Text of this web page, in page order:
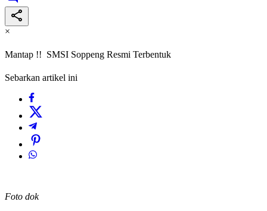
×
Mantap !! SMSI Soppeng Resmi Terbentuk
Sebarkan artikel ini
Foto dok